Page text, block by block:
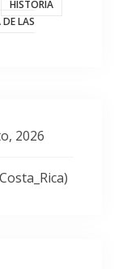
HISTORIA
LAS
2026